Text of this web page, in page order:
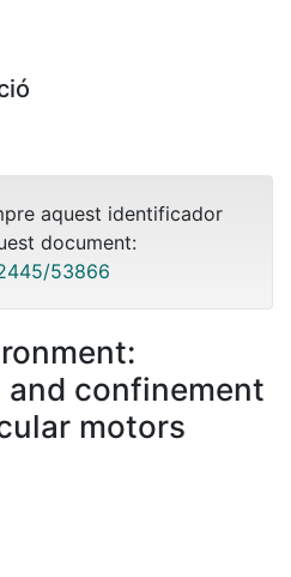
aquest identificador
document:
53866
confinement
motors